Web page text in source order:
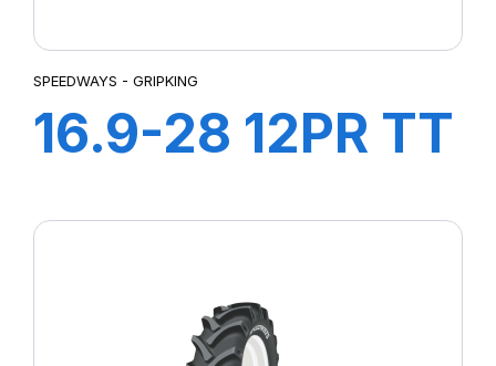
SPEEDWAYS - GRIPKING
16.9-28 12PR TT